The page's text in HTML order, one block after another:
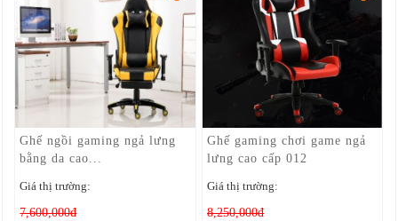
Ghế ngồi gaming ngả lưng
bằng da cao...
Giá thị trường:
7,600,000đ
Ghế gaming chơi game ngả
lưng cao cấp 012
Giá thị trường:
8,250,000đ